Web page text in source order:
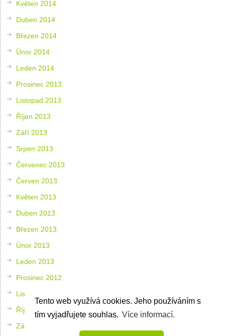
Tento web využívá cookies. Jeho používáním s
tím vyjadřujete souhlas. Více informací.
Květen 2014
Duben 2014
Březen 2014
Únor 2014
Leden 2014
Prosinec 2013
Listopad 2013
Říjen 2013
Září 2013
Srpen 2013
Červenec 2013
Červen 2013
Květen 2013
Duben 2013
Březen 2013
Únor 2013
Leden 2013
Prosinec 2012
Listopad 2012
Říjen 2012
Září 2012